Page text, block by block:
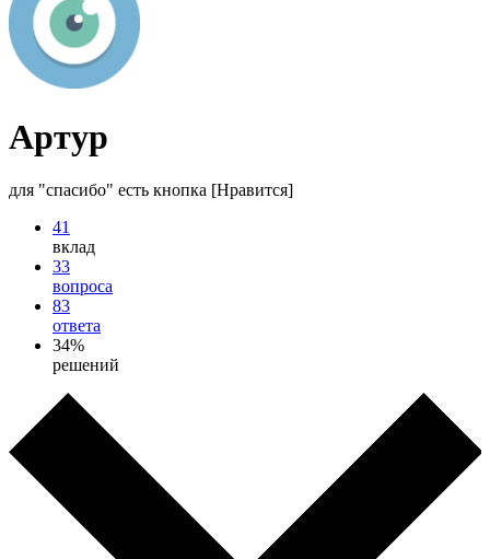
Артур
для "спасибо" есть кнопка [Нравится]
41
вклад
33
вопроса
83
ответа
34%
решений